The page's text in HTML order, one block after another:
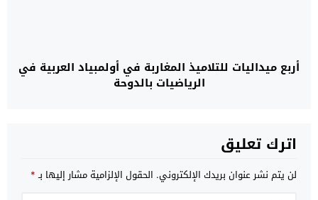
أربع ميداليات للتلاميذ المغاربة في أولمبياد العربية في
الرياضيات بالدوحة
اترك تعليق
لن يتم نشر عنوان بريدك الإلكتروني. الحقول الإلزامية مشار إليها بـ*